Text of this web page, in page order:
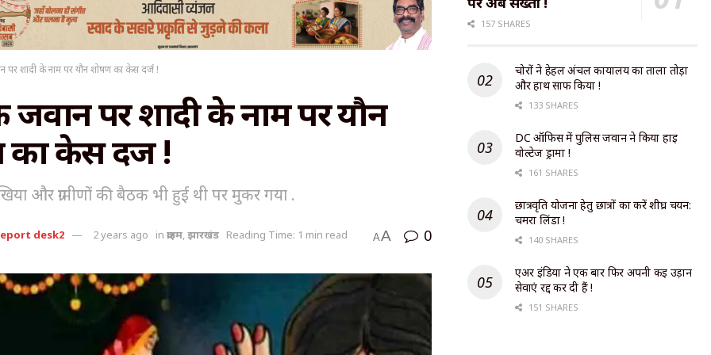
पर शादी के नाम पर यौन शोषण का केस दर्ज !
पर शादी के नाम पर यौन
केस दर्ज !
और ग्रामीणों की बैठक भी हुई थी पर मुकर गया .
desk2 2 years ago in क्राइम,झारखंड Reading Time: 1 min read AA 0
157 SHARES
चोरों ने हेहल अंचल कार्यालय का ताला तोड़ा
और हाथ साफ किया !
133 SHARES
DC ऑफिस में पुलिस जवान ने किया हाई
वोल्टेज ड्रामा !
161 SHARES
छात्रवृति योजना हेतु छात्रों का करें शीघ्र चयन:
चमरा लिंडा !
140 SHARES
एअर इंडिया ने एक बार फिर अपनी कई उड़ान
सेवाएं रद्द कर दी हैं !
151 SHARES